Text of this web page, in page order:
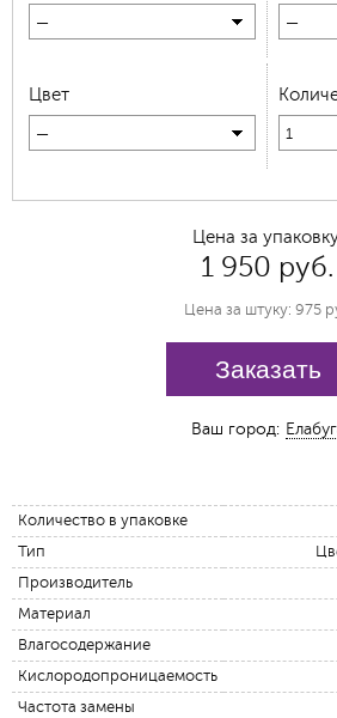
— —
Цвет
— 1
Цена за
1 950 руб.
Цена за штуку: 975
Заказать
Ваш город:
Количество в упаковке
Тип
Производитель
Материал
Влагосодержание
Кислородопроницаемость
Частота замены